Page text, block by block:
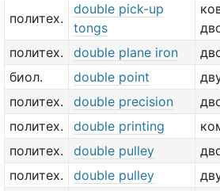
политех.
double pick-up
tongs
политех.
double plane iron
биол.
double point
политех.
double precision
политех.
double printing
политех.
double pulley
политех.
double pulley